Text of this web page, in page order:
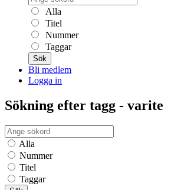
Alla
Titel
Nummer
Taggar
Sök
Bli medlem
Logga in
Sökning efter tagg - varite
Alla
Nummer
Titel
Taggar